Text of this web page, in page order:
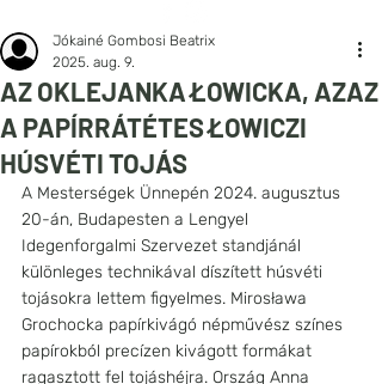
AZ OKLEJANKA ŁOWICKA, AZAZ
A PAPÍRRÁTÉTES ŁOWICZI
HÚSVÉTI TOJÁS
Jókainé Gombosi Beatrix
2025. aug. 9.
A Mesterségek Ünnepén 2024. augusztus
20-án, Budapesten a Lengyel
Idegenforgalmi Szervezet standjánál
különleges technikával díszített húsvéti
tojásokra lettem figyelmes. Mirosława
Grochocka papírkivágó népművész színes
papírokból precízen kivágott formákat
ragasztott fel tojáshéjra. Ország Anna